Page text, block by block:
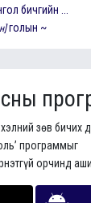
бичгийн ...
голын ~
зөв
программыг
орчинд